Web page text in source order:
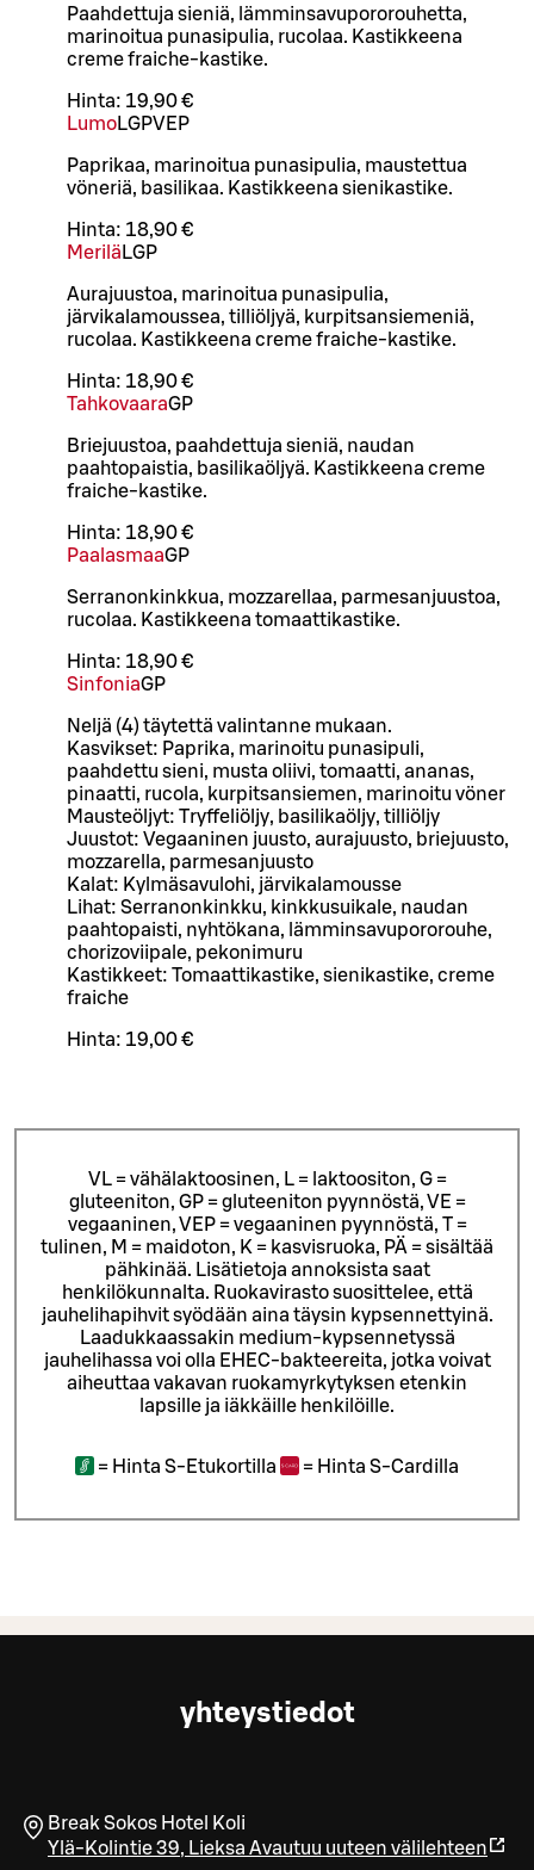
Paahdettuja sieniä, lämminsavupororouhetta,
marinoitua punasipulia, rucolaa. Kastikkeena
creme fraiche-kastike.
Hinta: 19,90 €
LumoLGPVEP
Paprikaa, marinoitua punasipulia, maustettua
vöneriä, basilikaa. Kastikkeena sienikastike.
Hinta: 18,90 €
Merilä LGP
Aurajuustoa, marinoitua punasipulia,
järvikalamoussea, tilliöljyä, kurpitsansiemeniä,
rucolaa. Kastikkeena creme fraiche-kastike.
Hinta: 18,90 €
TahkovaaraGP
Briejuustoa, paahdettuja sieniä, naudan
paahtopaistia, basilikaöljyä. Kastikkeena creme
fraiche-kastike.
Hinta: 18,90 €
PaalasmaaGP
Serranonkinkkua, mozzarellaa, parmesanjuustoa,
rucolaa. Kastikkeena tomaattikastike.
Hinta: 18,90 €
SinfoniaGP
Neljä (4) täytettä valintanne mukaan.
Kasvikset: Paprika, marinoitu punasipuli,
paahdettu sieni, musta oliivi, tomaatti, ananas,
pinaatti, rucola, kurpitsansiemen, marinoitu vöner
Mausteöljyt: Tryffeliöljy, basilikaöljy, tilliöljy
Juustot: Vegaaninen juusto, aurajuusto, briejuusto,
mozzarella, parmesanjuusto
Kalat: Kylmäsavulohi, järvikalamousse
Lihat: Serranonkinkku, kinkkusuikale, naudan
paahtopaisti, nyhtökana, lämminsavupororouhe,
chorizoviipale, pekonimuru
Kastikkeet: Tomaattikastike, sienikastike, creme
fraiche
Hinta: 19,00 €
VL = vähälaktoosinen, L = laktoositon, G =
gluteeniton, GP = gluteeniton pyynnöstä, VE =
vegaaninen, VEP = vegaaninen pyynnöstä, T =
tulinen, M = maidoton, K = kasvisruoka, PÄ = sisältää
pähkinää. Lisätietoja annoksista saat
henkilökunnalta. Ruokavirasto suosittelee, että
jauhelihapihvit syödään aina täysin kypsennettyinä.
Laadukkaassakin medium-kypsennetyssä
jauhelihassa voi olla EHEC-bakteereita, jotka voivat
aiheuttaa vakavan ruokamyrkytyksen etenkin
lapsille ja iäkkäille henkilöille.
= Hinta S-Etukortilla = Hinta S-Cardilla
yhteystiedot
Break Sokos Hotel Koli
Ylä-Kolintie 39, Lieksa Avautuu uuteen välilehteen